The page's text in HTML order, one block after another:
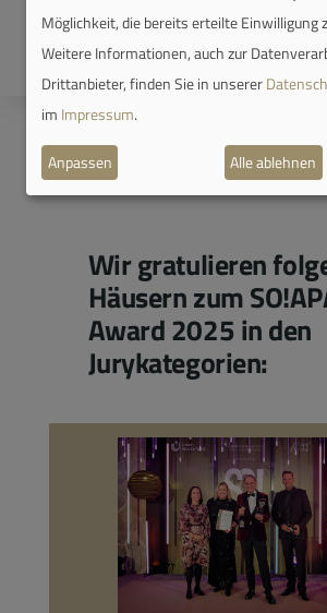
Wir gratulieren
Häusern zum
Award 2025 in den
Jurykategorien:
Möglichkeit, die bereits erteilte Einwilligung
Weitere Informationen, auch zur
Drittanbieter, finden Sie in unserer
im Impressum.
Anpassen Alle ablehnen